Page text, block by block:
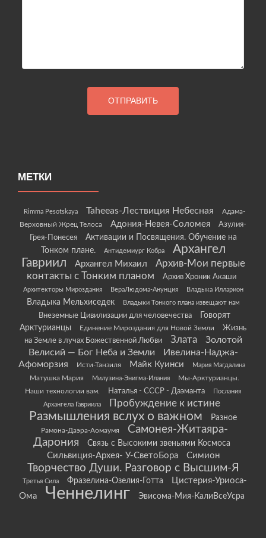
МЕТКИ
Rimma Pesotskaya Taheeas-Лествиция Небесная
Адама-
Верховный Жрец Телоса
Адония-Невея-Соломея
Азулия-
Грея-Понесея
Активации и Посвящения. Обучение на
Тонком плане.
Антидемиург Кобра
Архангел
Гавриил
Архангел Михаил
Архив-Мои первые
контакты с Тонким планом
Архив Хроник Акаши
Архитекторы Мироздания ВераЛюдома-Анунция Владыка Илларион
Владыка Мельхиседек Владыки Тонкого плана извещают нам
Внеземные Цивилизации для человечества
Говорят
Арктурианцы
Единение Мироздания для Новой Земли
Жизнь
на Земле в лучах Божественной Любви
Злата
Золотой
Велисий — Бог Неба и Земли
Ивелина-Наджа-
Афоморзия
Исти-Танзиля Майк Куинси Мария Магдалина
Матушка Мария Милузина-Энигма-Илания
Мы-Арктурианцы.
Наши технологии вам.
Наталья - СССР - Даэманта
Послания
Архангела Гавриила
Пробуждение к истине
Размышления вслух о важном Разное
Рамона-Даэра-Аомаумя
Самонея-Житаяра-
Дарония
Связь с Высокими звеньями Космоса
Сильвиция-Архея- У-СветоБора Симион
Творчество Души. Разговор с Высшим-Я
Третья Сила Фразелина-Озелия-Готта
Цистерия-Уриоса-
Ома
Ченнелинг Эвисома-Мия-КалиВсеУсра